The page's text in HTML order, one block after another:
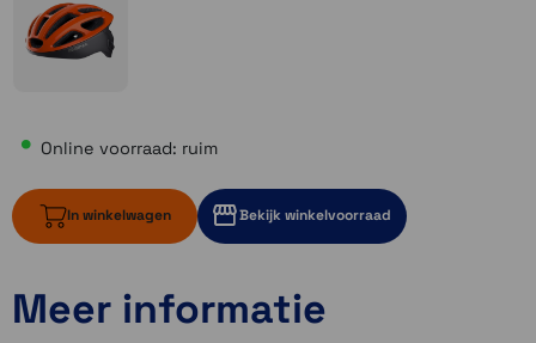
Online voorraad: ruim
In winkelwagen Bekijk winkelvoorraad
ruim op voorraad
2 op voorraad
Meer informatie